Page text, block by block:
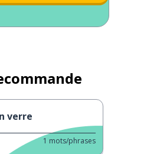
verre
1 mots/phrases